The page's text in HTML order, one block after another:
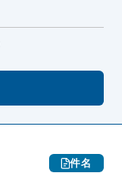
件名